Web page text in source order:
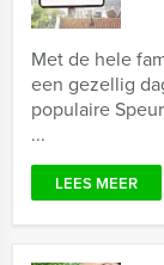
Met de hele
een gezellig
populaire
...
LEES MEER